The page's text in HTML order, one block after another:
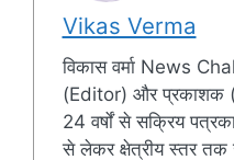
Vikas Verma
विकास वर्मा News
(Editor) और प्रकाशक
24 वर्षों से सक्रिय
से लेकर क्षेत्रीय स्तर तक